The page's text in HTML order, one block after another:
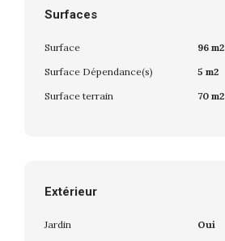
Surfaces
Surface
96 m2
Surface Dépendance(s)
5 m2
Surface terrain
70 m2
Extérieur
Jardin
Oui